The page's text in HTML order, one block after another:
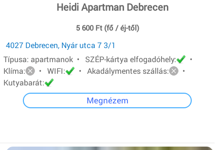
Heidi Apartman Debrecen
5 600 Ft (fő / éj-től)
4027 Debrecen, Nyár utca 7 3/1
Típusa: apartmanok • SZÉP-kártya elfogadóhely:
•
Klíma:
• WIFI: • Akadálymentes szállás:
•
Kutyabarát:
Megnézem